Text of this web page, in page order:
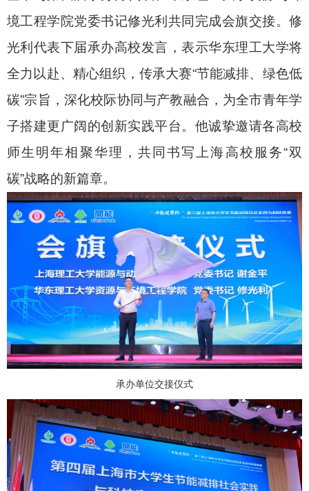
境工程学院党委书记修光利共同完成会旗交接。修
光利代表下届承办高校发言，表示华东理工大学将
全力以赴、精心组织，传承大赛“节能减排、绿色低
碳”宗旨，深化校际协同与产教融合，为全市青年学
子搭建更广阔的创新实践平台。他诚挚邀请各高校
师生明年相聚华理，共同书写上海高校服务“双
碳”战略的新篇章。
承办单位交接仪式